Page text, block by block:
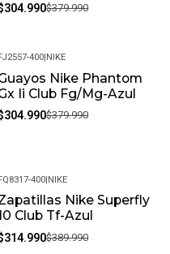
$379.990
-20%
400|NIKE
Nike Phantom
Ii Club Fg/Mg-Azul
$379.990
-19%
400|NIKE
Nike Superfly
Club Tf-Azul
$389.990